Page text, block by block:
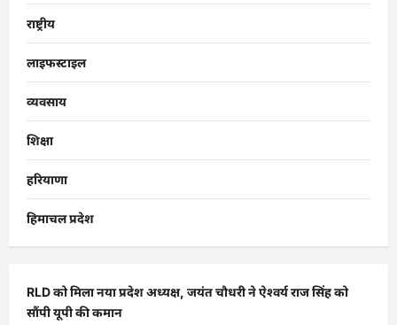
राष्ट्रीय
लाइफस्टाइल
व्यवसाय
शिक्षा
हरियाणा
हिमाचल प्रदेश
RLD को मिला नया प्रदेश अध्यक्ष, जयंत चौधरी ने ऐश्वर्य राज सिंह को
सौंपी यूपी की कमान